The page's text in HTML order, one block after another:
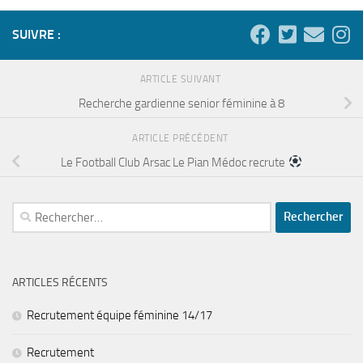
SUIVRE :
ARTICLE SUIVANT
Recherche gardienne senior féminine à 8
ARTICLE PRÉCÉDENT
Le Football Club Arsac Le Pian Médoc recrute
Rechercher :
ARTICLES RÉCENTS
Recrutement équipe féminine 14/17
Recrutement